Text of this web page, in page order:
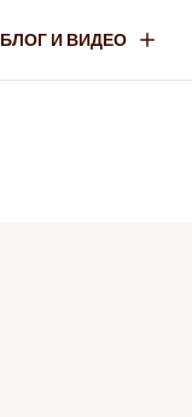
БЛОГ И ВИДЕО